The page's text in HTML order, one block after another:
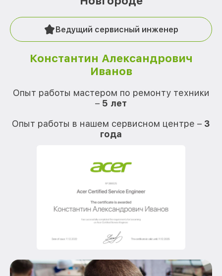
Ведущий сервисный инженер
Константин Александрович
Иванов
Опыт работы мастером по ремонту техники
– 5 лет
Опыт работы в нашем сервисном центре – 3
года